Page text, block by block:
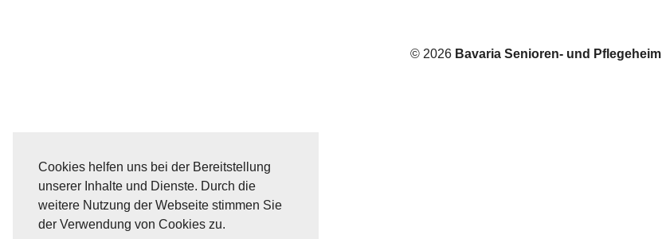
Cookies helfen uns bei der Bereitstellung
unserer Inhalte und Dienste. Durch die
weitere Nutzung der Webseite stimmen Sie
der Verwendung von Cookies zu.
© 2026 Bavaria Senioren- und Pflegeheim